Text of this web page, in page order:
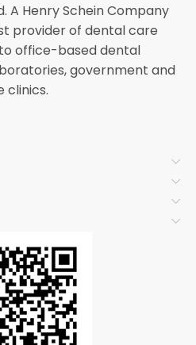
A Henry Schein Company
provider of dental care
office-based dental
government and
clinics.